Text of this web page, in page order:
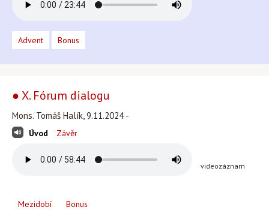
Advent Bonus
● X. Fórum dialogu
Mons. Tomáš Halík, 9.11.2024 -
Úvod Závěr
videozáznam
Mezidobí Bonus